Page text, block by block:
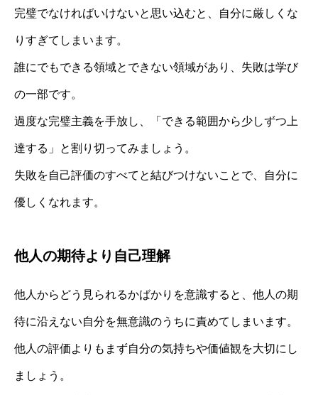
完璧でなければいけないと思い込むと、自分に厳しくな
りすぎてしまいます。
誰にでもできる領域とできない領域があり、失敗は学び
の一部です。
過度な完璧主義を手放し、「できる範囲から少しずつ上
達する」と割り切ってみましょう。
失敗を自己評価のすべてと結びつけないことで、自分に
優しくなれます。
他人の期待より自己理解
他人からどう見られるかばかりを意識すると、他人の期
待に沿えない自分を無意識のうちに責めてしまいます。
他人の評価よりもまず自分の気持ちや価値観を大切にし
ましょう。